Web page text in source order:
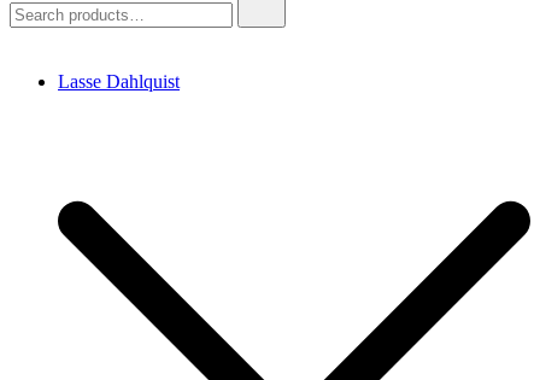
for:
Lasse Dahlquist